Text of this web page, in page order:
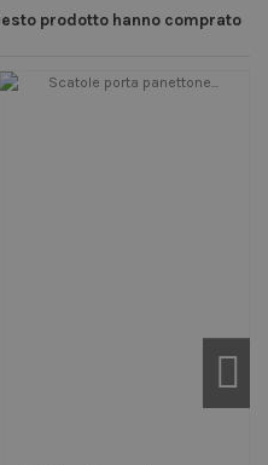
prodotto hanno comprato